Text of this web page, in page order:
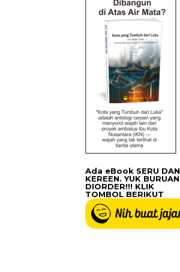
Ada eBook SERU DAN
KEREEN. YUK BURUAN
DIORDER!!! KLIK
TOMBOL BERIKUT